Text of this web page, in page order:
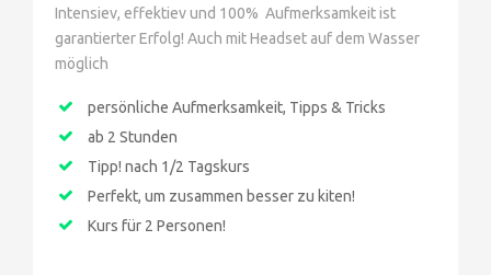
Intensiev, effektiev und 100% Aufmerksamkeit ist
garantierter Erfolg! Auch mit Headset auf dem Wasser
möglich
persönliche Aufmerksamkeit, Tipps & Tricks
ab 2 Stunden
Tipp! nach 1/2 Tagskurs
Perfekt, um zusammen besser zu kiten!
Kurs für 2 Personen!